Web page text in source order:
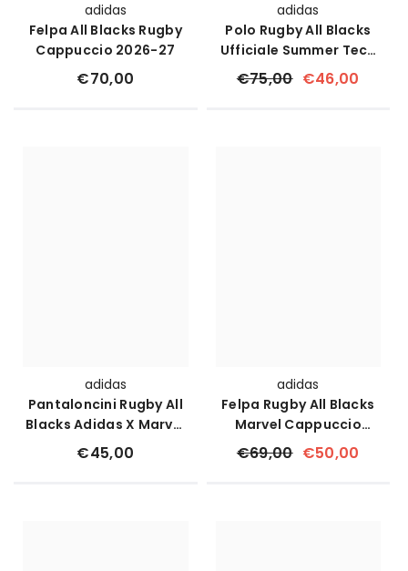
adidas
Felpa All Blacks Rugby
Cappuccio 2026-27
€70,00
adidas
Polo Rugby All Blacks
Ufficiale Summer Tech
Adidas
€75,00 €46,00
adidas
Pantaloncini Rugby All
Blacks Adidas X Marvel
Gym Shorts
€45,00
adidas
Felpa Rugby All Blacks
Marvel Cappuccio
Garzata
€69,00 €50,00